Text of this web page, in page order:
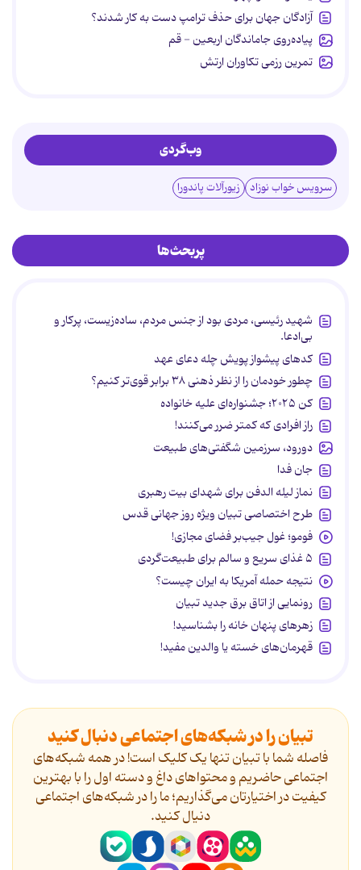
آزادگان جهان برای حذف ترامپ دست به کار شدند؟
پیاده‌روی جاماندگان اربعین - قم
تمرین رزمی تکاوران ارتش
وب‌گردی
سرویس خواب نوزاد زیورآلات پاندورا
پربحث‌ها
شهید رئیسی، مردی بود از جنس مردم، ساده‌زیست، پرکار و
بی‌ادعا.
کدهای پیشواز پویش چله دعای عهد
چطور خودمان را از نظر ذهنی ۳۸ برابر قوی‌تر کنیم؟
کن ۲۰۲۵؛ جشنواره‌ای علیه خانواده
راز افرادی که کمتر ضرر می‌کنند!
دورود، سرزمین شگفتی‌های طبیعت
جان فدا
نماز لیله الدفن برای شهدای بیت رهبری
طرح اختصاصی تبیان ویژه روز جهانی قدس
فومو؛ غول جیب‌بر فضای مجازی!
۵ غذای سریع و سالم برای طبیعت‌گردی
نتیجه حمله آمریکا به ایران چیست؟
رونمایی از اتاق برق جدید تبیان
زهرهای پنهان خانه را بشناسید!
قهرمان‌های خسته یا والدین مفید!
تبیان را در شبکه‌های اجتماعی دنبال کنید
فاصله شما با تبیان تنها یک کلیک است! در همه شبکه‌های
اجتماعی حاضریم و محتواهای داغ و دسته اول را با بهترین
کیفیت در اختیارتان می‌گذاریم؛ ما را در شبکه‌های اجتماعی
دنیال کنید.